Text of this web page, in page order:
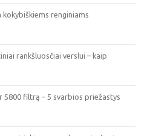
renginiams
rankšluosčiai verslui – kaip
S800 filtrą – 5 svarbios priežastys